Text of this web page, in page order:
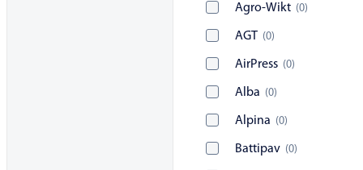
Agro-Wikt (0)
AGT (0)
AirPress (0)
Alba (0)
Alpina (0)
Battipav (0)